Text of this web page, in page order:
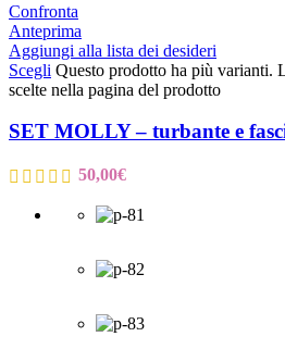
Confronta
Anteprima
Aggiungi alla lista dei desideri
Scegli Questo prodotto ha più varianti.
scelte nella pagina del prodotto
SET MOLLY – turbante e
50,00€